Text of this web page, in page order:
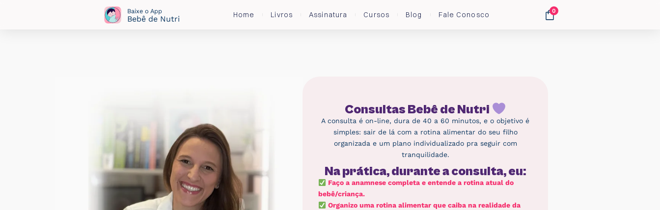
Baixe o App
Bebê de Nutri Home Livros Assinatura Cursos Blog Fale Conosco 0
Consultas Bebê de Nutri
A consulta é on-line, dura de 40 a 60 minutos, e o objetivo é
simples: sair de lá com a rotina alimentar do seu filho
organizada e um plano individualizado pra seguir com
tranquilidade.
Na prática, durante a consulta, eu:
Faço a anamnese completa e entende a rotina atual do
bebê/criança.
Organizo uma rotina alimentar que caiba na realidade da